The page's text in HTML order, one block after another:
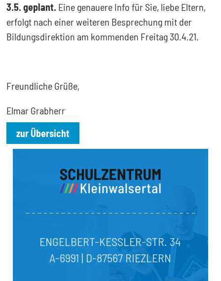
3.5. geplant. Eine genauere Info für Sie, liebe Eltern,
erfolgt nach einer weiteren Besprechung mit der
Bildungsdirektion am kommenden Freitag 30.4.21.
Freundliche Grüße,
Elmar Grabherr
zur Übersicht
ENGELBERT-KESSLER-STR. 34
A-6991 | D-87567 RIEZLERN